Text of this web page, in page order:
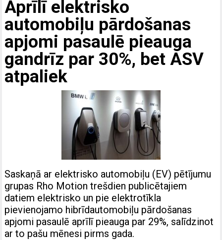
Aprīlī elektrisko
automobiļu pārdošanas
apjomi pasaulē pieauga
gandrīz par 30%, bet ASV
atpaliek
Saskaņā ar elektrisko automobiļu (EV) pētījumu
grupas Rho Motion trešdien publicētajiem
datiem elektrisko un pie elektrotīkla
pievienojamo hibrīdautomobiļu pārdošanas
apjomi pasaulē aprīlī pieauga par 29%, salīdzinot
ar to pašu mēnesi pirms gada.